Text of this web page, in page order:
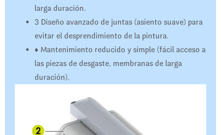
larga duración.
3 Diseño avanzado de juntas (asiento suave) para
evitar el desprendimiento de la pintura.
♦ Mantenimiento reducido y simple (fácil acceso a
las piezas de desgaste, membranas de larga
duración).